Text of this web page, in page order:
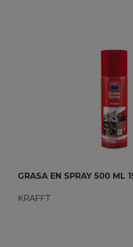
GRASA EN SPRAY 500 ML
KRAFFT